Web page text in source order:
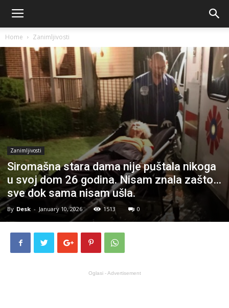
Home Zanimljivosti
Zanimljivosti
Siromašna stara dama nije puštala nikoga
u svoj dom 26 godina. Nisam znala zašto…
sve dok sama nisam ušla.
By Desk - January 10, 2026 1513 0
Oglasi - Advertisement